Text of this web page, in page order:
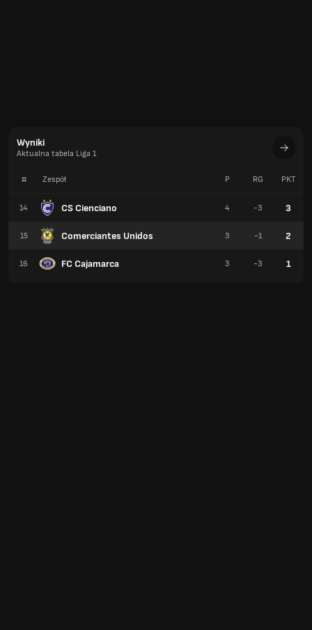
Wyniki
Aktualna tabela Liga 1
# Zespół
14 CS Cienciano
15 Comerciantes Unidos
16 FC Cajamarca
P RG PKT
4 -3 3
3 -1 2
3 -3 1